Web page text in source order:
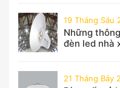
19 Tháng Sáu
Những
đèn led nhà
21 Tháng Bảy